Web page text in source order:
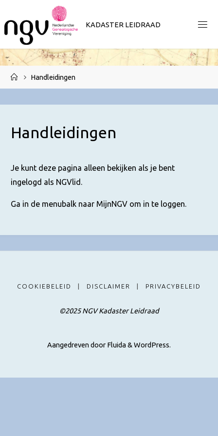
naar
de
inhoud
KADASTER LEIDRAAD
HomeHandleidingen
Handleidingen
Je kunt deze pagina alleen bekijken als je bent
ingelogd als NGVlid.
Ga in de menubalk naar MijnNGV om in te loggen.
COOKIEBELEID | DISCLAIMER | PRIVACYBELEID
©2025 NGV Kadaster Leidraad
Aangedreven door Fluida& WordPress.